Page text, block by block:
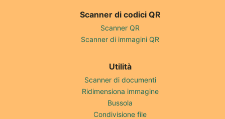
Scanner di codici QR
Scanner QR
Scanner di immagini QR
Utilità
Scanner di documenti
Ridimensiona immagine
Bussola
Condivisione file